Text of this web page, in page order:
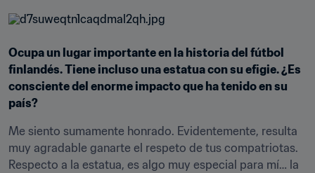
Ocupa un lugar importante en la historia del fútbol
finlandés. Tiene incluso una estatua con su efigie. ¿Es
consciente del enorme impacto que ha tenido en su
país?
Me siento sumamente honrado. Evidentemente, resulta
muy agradable ganarte el respeto de tus compatriotas.
Respecto a la estatua, es algo muy especial para mí… la